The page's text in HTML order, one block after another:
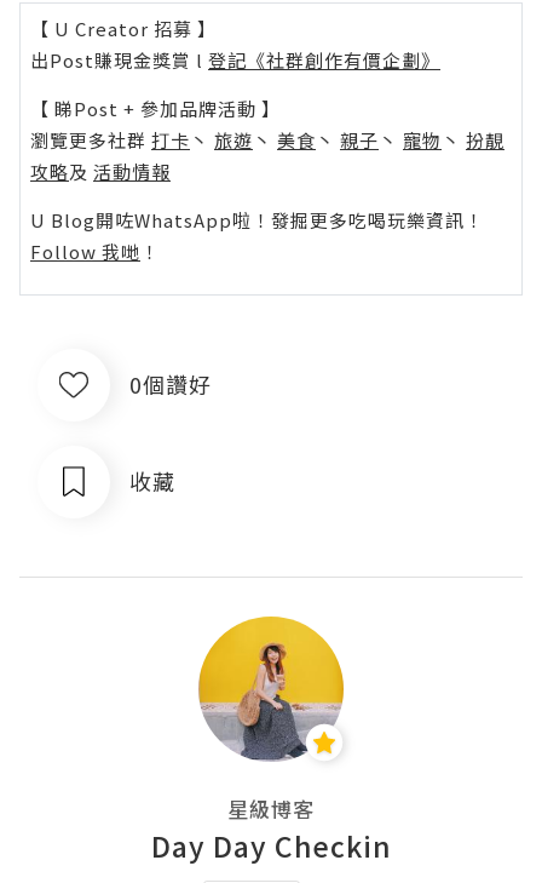
【 U Creator 招募 】
出Post賺現金獎賞 l 登記《社群創作有價企劃》
【 睇Post + 參加品牌活動 】
瀏覽更多社群 打卡 丶 旅遊 丶 美食 丶 親子 丶 寵物 丶 扮靚
攻略及 活動情報
U Blog開咗WhatsApp啦！發掘更多吃喝玩樂資訊！
Follow 我哋 ！
0個讚好
收藏
星級博客
Day Day Checkin